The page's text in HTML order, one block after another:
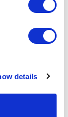
details